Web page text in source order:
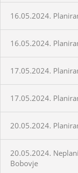
16.05.2024.
16.05.2024.
17.05.2024.
17.05.2024.
20.05.2024.
20.05.2024.
Bobovje